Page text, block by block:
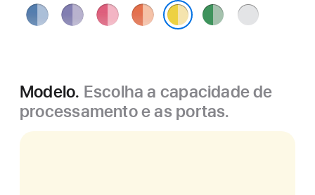
Azul Roxo Rosa Laranja Verde Prateado
Modelo. Escolha a capacidade de
processamento e as portas.